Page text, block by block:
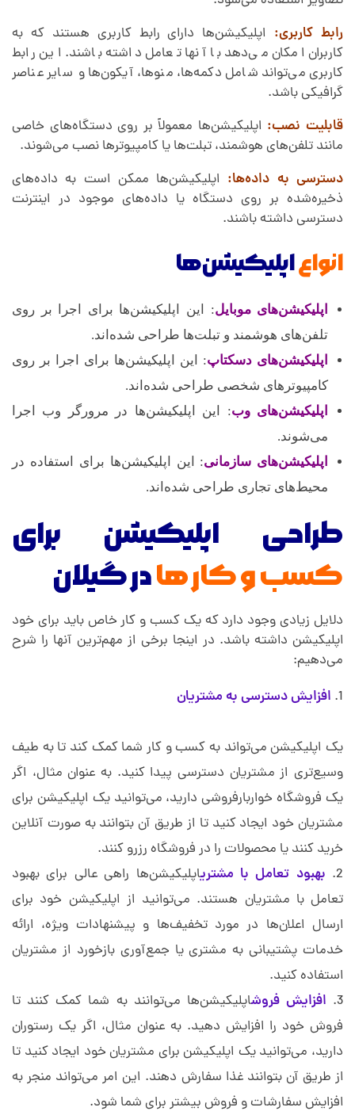
رابط کاربری: اپلیکیشن‌ها دارای رابط کاربری هستند که به
کاربران امکان می‌دهد با آنها تعامل داشته باشند. این رابط
کاربری می‌تواند شامل دکمه‌ها، منوها، آیکون‌ها و سایر عناصر
گرافیکی باشد.
قابلیت نصب: اپلیکیشن‌ها معمولاً بر روی دستگاه‌های خاصی
مانند تلفن‌های هوشمند، تبلت‌ها یا کامپیوترها نصب می‌شوند.
دسترسی به داده‌ها: اپلیکیشن‌ها ممکن است به داده‌های
ذخیره‌شده بر روی دستگاه یا داده‌های موجود در اینترنت
دسترسی داشته باشند.
انواعاپلیکیشن‌ها
اپلیکیشن‌های موبایل: این اپلیکیشن‌ها برای اجرا بر روی
تلفن‌های هوشمند و تبلت‌ها طراحی شده‌اند.
اپلیکیشن‌های دسکتاپ: این اپلیکیشن‌ها برای اجرا بر روی
کامپیوترهای شخصی طراحی شده‌اند.
اپلیکیشن‌های وب: این اپلیکیشن‌ها در مرورگر وب اجرا
می‌شوند.
اپلیکیشن‌های سازمانی: این اپلیکیشن‌ها برای استفاده در
محیط‌های تجاری طراحی شده‌اند.
طراحی اپلیکیشن برای
کسب و کار هادرگیلان
دلایل زیادی وجود دارد که یک کسب و کار خاص باید برای خود
اپلیکیشن داشته باشد. در اینجا برخی از مهم‌ترین آنها را شرح
می‌دهیم:
افزایش دسترسی به مشتریان
یک اپلیکیشن می‌تواند به کسب و کار شما کمک کند تا به طیف
وسیع‌تری از مشتریان دسترسی پیدا کنید. به عنوان مثال، اگر
یک فروشگاه خواربارفروشی دارید، می‌توانید یک اپلیکیشن برای
مشتریان خود ایجاد کنید تا از طریق آن بتوانند به صورت آنلاین
خرید کنند یا محصولات را در فروشگاه رزرو کنند.
بهبود تعامل با مشتریاپلیکیشن‌ها راهی عالی برای بهبود
تعامل با مشتریان هستند. می‌توانید از اپلیکیشن خود برای
ارسال اعلان‌ها در مورد تخفیف‌ها و پیشنهادات ویژه، ارائه
خدمات پشتیبانی به مشتری یا جمع‌آوری بازخورد از مشتریان
استفاده کنید.
افزایش فروشاپلیکیشن‌ها می‌توانند به شما کمک کنند تا
فروش خود را افزایش دهید. به عنوان مثال، اگر یک رستوران
دارید، می‌توانید یک اپلیکیشن برای مشتریان خود ایجاد کنید تا
از طریق آن بتوانند غذا سفارش دهند. این امر می‌تواند منجر به
افزایش سفارشات و فروش بیشتر برای شما شود.